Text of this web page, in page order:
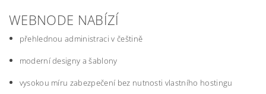
WEBNODE NABÍZÍ
přehlednou administraci v češtině
moderní designy a šablony
vysokou míru zabezpečení bez nutnosti vlastního hostingu